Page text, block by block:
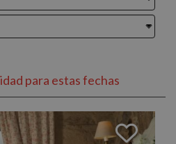
para estas fechas